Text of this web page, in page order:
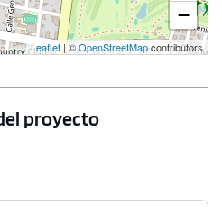
−
Leaflet | ©OpenStreetMapcontributors
proyecto